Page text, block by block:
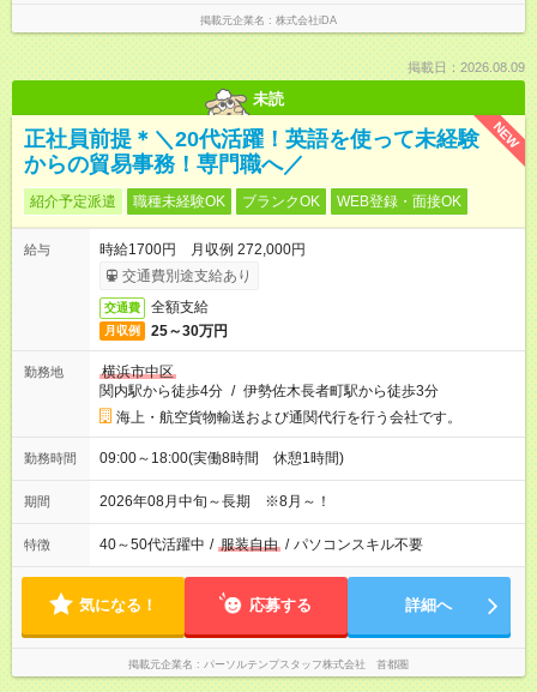
掲載元企業名 株式会社iDA
掲載日：2026.08.09
未読
NEW
正社員前提＊＼20代活躍！英語を使って未経験
からの貿易事務！専門職へ／
紹介予定派遣 職種未経験OK ブランクOK WEB登録・面接OK
給与
時給1700円 月収例 272,000円
交通費別途支給あり
交通費 全額支給
月収例 25～30万円
勤務地
横浜市中区
関内駅から徒歩4分 / 伊勢佐木長者町駅から徒歩3分
海上・航空貨物輸送および通関代行を行う会社です。
勤務時間 09:00～18:00(実働8時間 休憩1時間)
期間 2026年08月中旬～長期 ※8月～！
特徴 40～50代活躍中 / 服装自由 / パソコンスキル不要
気になる！ 応募する 詳細へ
掲載元企業名 パーソルテンプスタッフ株式会社 首都圏